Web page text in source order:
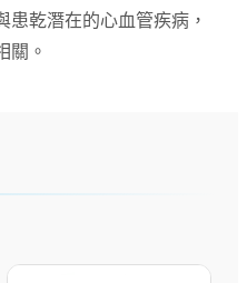
患乾潛在的心血管疾病，
關。